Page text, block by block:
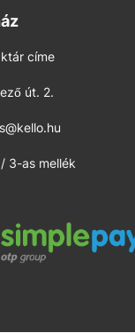
címe
út. 2.
3-as mellék